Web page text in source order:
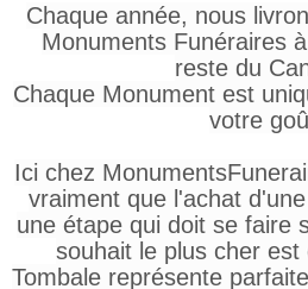
Chaque année, nous
Monuments Funéraires
reste du
Chaque Monument est
votre
Ici chez
vraiment que l'achat
une étape qui doit se faire
souhait le plus cher
Tombale représente